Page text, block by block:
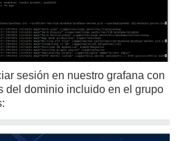
sesión en nuestro grafana con
del dominio incluido en el grupo